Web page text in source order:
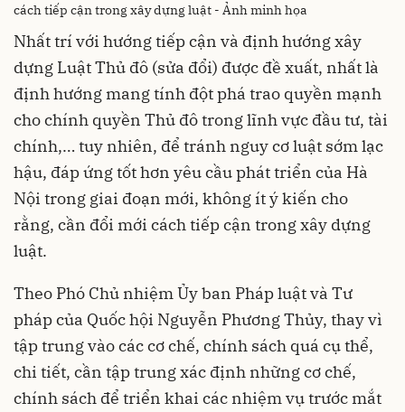
cách tiếp cận trong xây dựng luật - Ảnh minh họa
Nhất trí với hướng tiếp cận và định hướng xây
dựng Luật Thủ đô (sửa đổi) được đề xuất, nhất là
định hướng mang tính đột phá trao quyền mạnh
cho chính quyền Thủ đô trong lĩnh vực đầu tư, tài
chính,… tuy nhiên, để tránh nguy cơ luật sớm lạc
hậu, đáp ứng tốt hơn yêu cầu phát triển của Hà
Nội trong giai đoạn mới, không ít ý kiến cho
rằng, cần đổi mới cách tiếp cận trong xây dựng
luật.
Theo Phó Chủ nhiệm Ủy ban Pháp luật và Tư
pháp của Quốc hội Nguyễn Phương Thủy, thay vì
tập trung vào các cơ chế, chính sách quá cụ thể,
chi tiết, cần tập trung xác định những cơ chế,
chính sách để triển khai các nhiệm vụ trước mắt